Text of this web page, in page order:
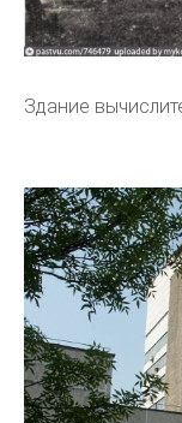
Здание